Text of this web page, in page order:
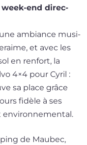
week-end direc­
une ambiance musi­
et avec les
en ren­fort, la
4×4 pour Cyril :
sa place grâce
fidèle à ses
environnemental.
de Maubec,